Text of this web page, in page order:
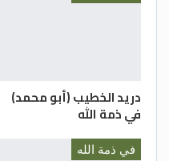
دريد الخطيب (أبو محمد)
في ذمة الله
في ذمة الله